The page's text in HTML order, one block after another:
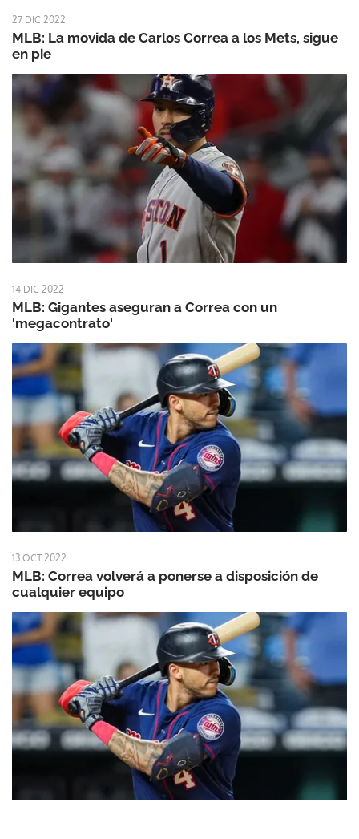
27 DIC 2022
MLB: La movida de Carlos Correa a los Mets, sigue
en pie
14 DIC 2022
MLB: Gigantes aseguran a Correa con un
'megacontrato'
13 OCT 2022
MLB: Correa volverá a ponerse a disposición de
cualquier equipo